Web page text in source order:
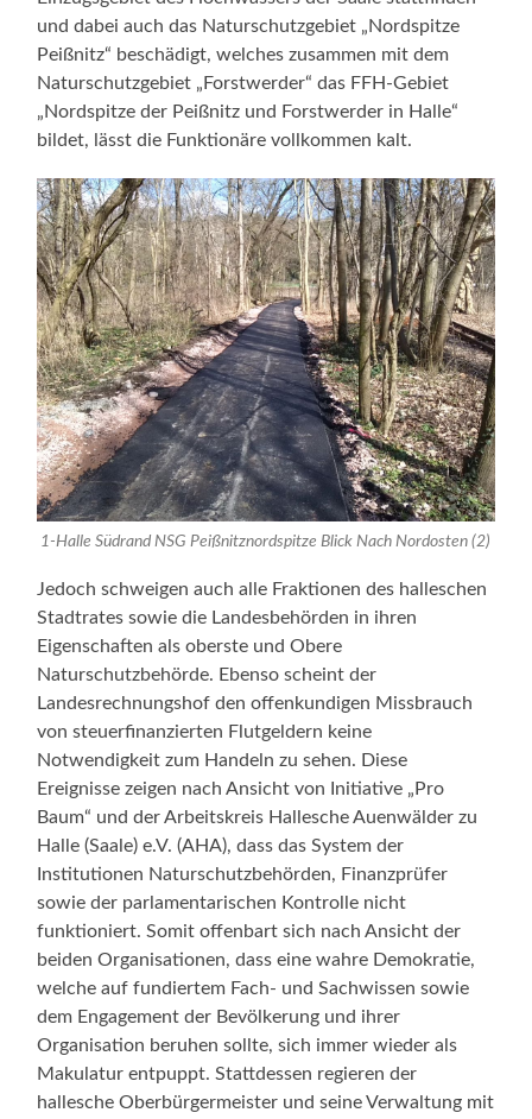
und dabei auch das Naturschutzgebiet „Nordspitze
Peißnitz“ beschädigt, welches zusammen mit dem
Naturschutzgebiet „Forstwerder“ das FFH-Gebiet
„Nordspitze der Peißnitz und Forstwerder in Halle“
bildet, lässt die Funktionäre vollkommen kalt.
1-Halle Südrand NSG Peißnitznordspitze Blick Nach Nordosten (2)
Jedoch schweigen auch alle Fraktionen des halleschen
Stadtrates sowie die Landesbehörden in ihren
Eigenschaften als oberste und Obere
Naturschutzbehörde. Ebenso scheint der
Landesrechnungshof den offenkundigen Missbrauch
von steuerfinanzierten Flutgeldern keine
Notwendigkeit zum Handeln zu sehen. Diese
Ereignisse zeigen nach Ansicht von Initiative „Pro
Baum“ und der Arbeitskreis Hallesche Auenwälder zu
Halle (Saale) e.V. (AHA), dass das System der
Institutionen Naturschutzbehörden, Finanzprüfer
sowie der parlamentarischen Kontrolle nicht
funktioniert. Somit offenbart sich nach Ansicht der
beiden Organisationen, dass eine wahre Demokratie,
welche auf fundiertem Fach- und Sachwissen sowie
dem Engagement der Bevölkerung und ihrer
Organisation beruhen sollte, sich immer wieder als
Makulatur entpuppt. Stattdessen regieren der
hallesche Oberbürgermeister und seine Verwaltung mit